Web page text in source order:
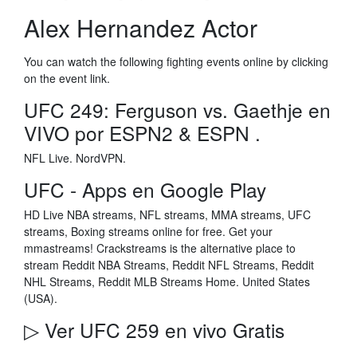
Alex Hernandez Actor
You can watch the following fighting events online by clicking
on the event link.
UFC 249: Ferguson vs. Gaethje en
VIVO por ESPN2 & ESPN .
NFL Live. NordVPN.
UFC - Apps en Google Play
HD Live NBA streams, NFL streams, MMA streams, UFC
streams, Boxing streams online for free. Get your
mmastreams! Crackstreams is the alternative place to
stream Reddit NBA Streams, Reddit NFL Streams, Reddit
NHL Streams, Reddit MLB Streams Home. United States
(USA).
▷ Ver UFC 259 en vivo Gratis